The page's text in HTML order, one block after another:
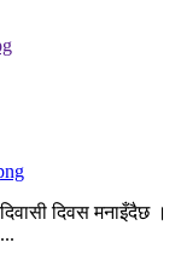
दिवस मनाइँदैछ ।